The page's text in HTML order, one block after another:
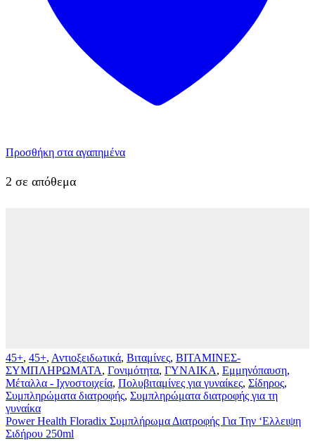
Προσθήκη στα αγαπημένα
2 σε απόθεμα
45+, 45+, Αντιοξειδωτικά, Βιταμίνες, ΒΙΤΑΜΙΝΕΣ-
ΣΥΜΠΛΗΡΩΜΑΤΑ, Γονιμότητα, ΓΥΝΑΙΚΑ, Εμμηνόπαυση,
Μέταλλα - Ιχνοστοιχεία, Πολυβιταμίνες για γυναίκες, Σίδηρος,
Συμπληρώματα διατροφής, Συμπληρώματα διατροφής για τη
γυναίκα
Power Health Floradix Συμπλήρωμα Διατροφής Για Την ‘Ελλειψη
Σιδήρου 250ml